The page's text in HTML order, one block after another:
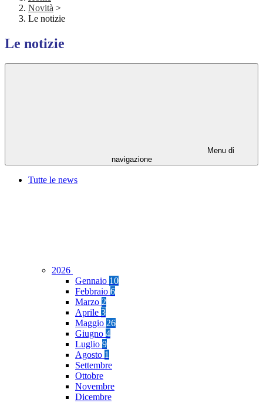
Novità >
Le notizie
Le notizie
Menu di
navigazione
Tutte le news
2026
Gennaio 10
Febbraio 6
Marzo 2
Aprile 3
Maggio 26
Giugno 4
Luglio 9
Agosto 1
Settembre
Ottobre
Novembre
Dicembre